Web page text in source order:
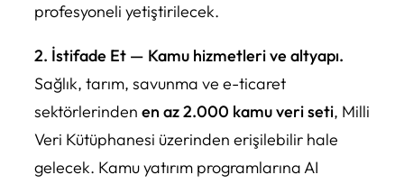
profesyoneli yetiştirilecek.
2. İstifade Et — Kamu hizmetleri ve altyapı.
Sağlık, tarım, savunma ve e-ticaret
sektörlerinden en az 2.000 kamu veri seti, Milli
Veri Kütüphanesi üzerinden erişilebilir hale
gelecek. Kamu yatırım programlarına AI